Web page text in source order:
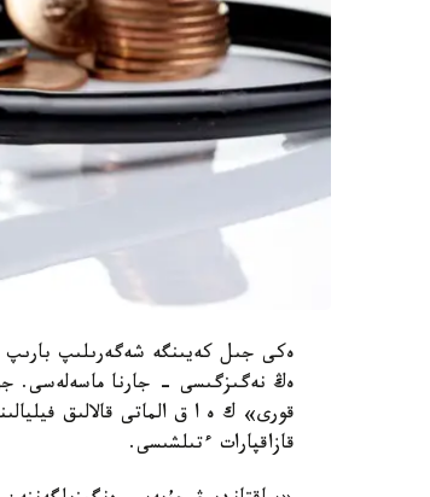
ەكى جىل كەيىنگە شەگەرىلىپ
ەڭ نەگىزگىسى - جارنا ماسەلەسى.
قورى» ك ە ا ق الماتى قالالىق
قازاقپارات ءتىلشىسى.